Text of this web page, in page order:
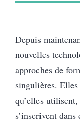
Depuis
nouvelles
approches de
singulières.
qu’elles
s’inscrivent